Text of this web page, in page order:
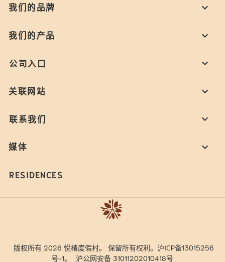
我们的品牌
我们的产品
公司入口
关联网站
联系我们
媒体
RESIDENCES
版权所有 2026 悦椿度假村。 保留所有权利。沪ICP备13015256
号-1。
沪公网安备 31011202010418号